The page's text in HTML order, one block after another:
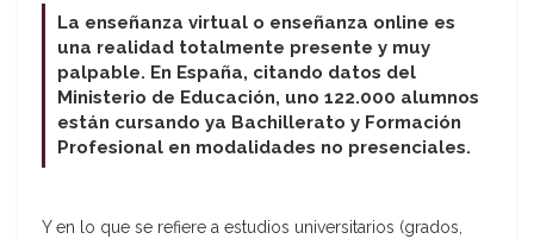
La enseñanza virtual o enseñanza online es
una realidad totalmente presente y muy
palpable. En España, citando datos del
Ministerio de Educación, uno 122.000 alumnos
están cursando ya Bachillerato y Formación
Profesional en modalidades no presenciales.
Y en lo que se refiere a estudios universitarios (grados,